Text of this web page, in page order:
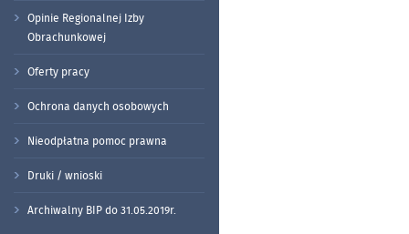
Opinie Regionalnej Izby
Obrachunkowej
Oferty pracy
Ochrona danych osobowych
Nieodpłatna pomoc prawna
Druki / wnioski
Archiwalny BIP do 31.05.2019r.